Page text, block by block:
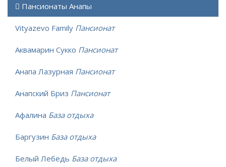
Пансионаты Анапы
Vityazevo Family Пансионат
Аквамарин Сукко Пансионат
Анапа Лазурная Пансионат
Анапский Бриз Пансионат
Афалина База отдыха
Баргузин База отдыха
Белый Лебедь База отдыха